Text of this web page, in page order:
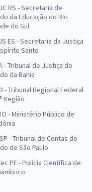
RS - Secretaria de
da Educação do Rio
do Sul
ES - Secretaria da Justiça
Santo
- Tribunal de Justiça do
da Bahia
- Tribunal Regional Federal
Região
- Ministério Público de
- Tribunal de Contas do
de São Paulo
PE - Polícia Científica de